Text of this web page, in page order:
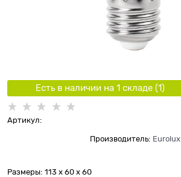
Есть в наличии на 1 складe (1)
Артикул:
Производитель: Eurolux
Размеры: 113 x 60 x 60